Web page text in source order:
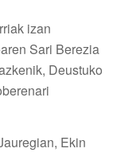
izan
Sari Berezia
Deustuko
Ekin